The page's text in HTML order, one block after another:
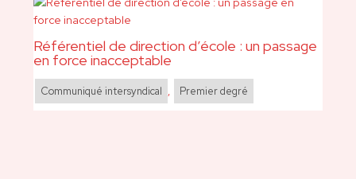
Référentiel de direction d’école : un passage
en force inacceptable
Communiqué intersyndical , Premier degré